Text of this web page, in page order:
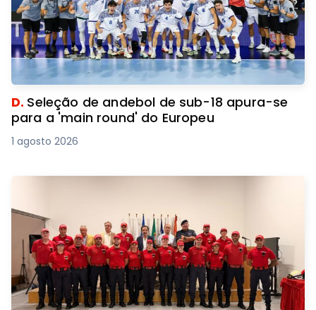
D. Seleção de andebol de sub-18 apura-se
para a 'main round' do Europeu
1 agosto 2026